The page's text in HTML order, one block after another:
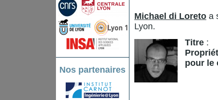
Nos partenaires
Michael di Loreto a
Lyon.
Titre :
pour le